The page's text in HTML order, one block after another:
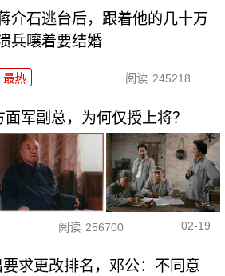
介石逃台后，跟着他的几十万
兵嚷着要结婚
最热 阅读 245218
军副总，为何仅授上将？
阅读 256700 02-19
求更改排名，邓公：不同意